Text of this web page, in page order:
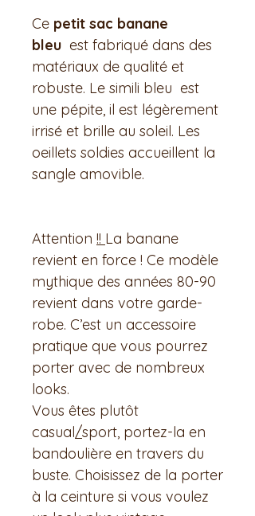
Ce petit sac banane
bleu est fabriqué dans des
matériaux de qualité et
robuste. Le simili bleu est
une pépite, il est légèrement
irrisé et brille au soleil. Les
oeillets soldies accueillent la
sangle amovible.
Attention !! La banane
revient en force ! Ce modèle
mythique des années 80-90
revient dans votre garde-
robe. C’est un accessoire
pratique que vous pourrez
porter avec de nombreux
looks.
Vous êtes plutôt
casual/sport, portez-la en
bandoulière en travers du
buste. Choisissez de la porter
à la ceinture si vous voulez